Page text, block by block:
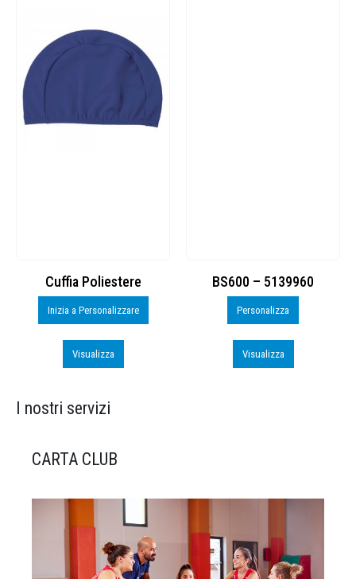
Cuffia Poliestere
Inizia a Personalizzare
Visualizza
BS600 – 5139960
Personalizza
Visualizza
I nostri servizi
CARTA CLUB